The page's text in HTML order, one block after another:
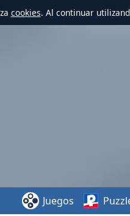
cookies. Al continuar
Juegos